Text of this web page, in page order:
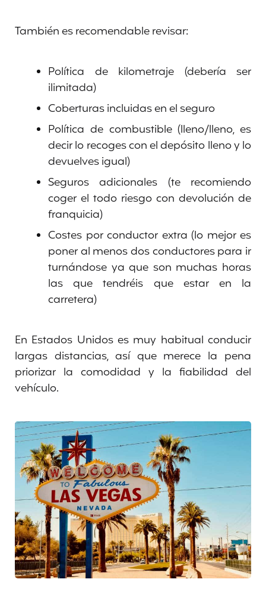
También es recomendable revisar:
Política de kilometraje (debería ser
ilimitada)
Coberturas incluidas en el seguro
Política de combustible (lleno/lleno, es
decir lo recoges con el depósito lleno y lo
devuelves igual)
Seguros adicionales (te recomiendo
coger el todo riesgo con devolución de
franquicia)
Costes por conductor extra (lo mejor es
poner al menos dos conductores para ir
turnándose ya que son muchas horas
las que tendréis que estar en la
carretera)
En Estados Unidos es muy habitual conducir
largas distancias, así que merece la pena
priorizar la comodidad y la fiabilidad del
vehículo.